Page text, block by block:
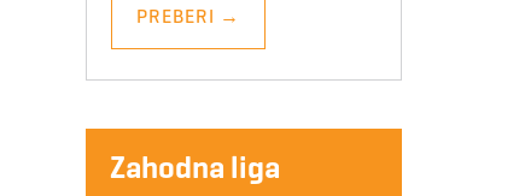
PREBERI →
Zahodna liga